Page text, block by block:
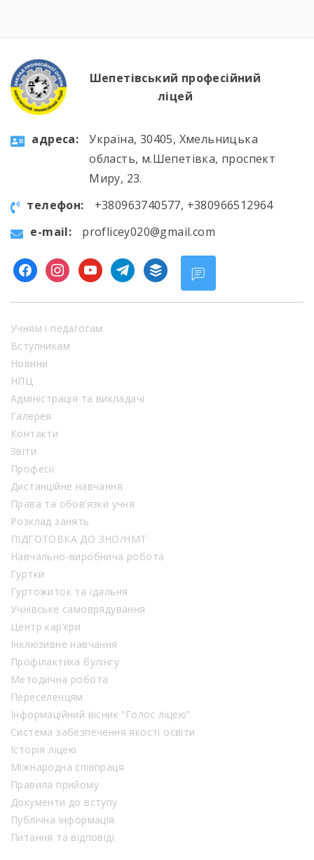
та вдосконалювати практичні навички, а й
Шепетівський професійний
ліцей
aдресa:
Україна, 30405, Хмельницька
область, м.Шепетівка, проспект
Миру, 23.
телефон:
+380963740577, +380966512964
e-mail:
proflicey020@gmail.com
facebookinstagramyoutubetelegram
buffer
Учням і педагогам
Вступникам
Новини
НПЦ
Адміністрація та викладачі
Галерея
Контакти
Звіти
Професії
Дистанційне навчання
Права та обов’язки учня
Розклад занять
ПІДГОТОВКА ДО ЗНО/НМТ
Навчально-виробнича робота
Гуртки
Гуртожиток та їдальня
Учнівське самоврядування
Центр кар’єри
Інклюзивне навчання
Профілактика булінгу
Методична робота
Переселенцям
Інформаційний вісник “Голос ліцею”
Система забезпечення якості освіти
Історія ліцею
Міжнародна співпраця
Правила прийому
Документи до вступу
Публічна інформація
Питання та відповіді